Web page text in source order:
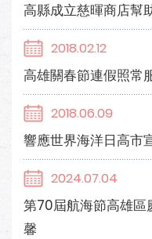
高縣成立慈暉商店幫
2018.02.12
高雄關春節連假照常
2018.06.09
響應世界海洋日高市
2024.07.04
第70屆航海節高雄區
馨